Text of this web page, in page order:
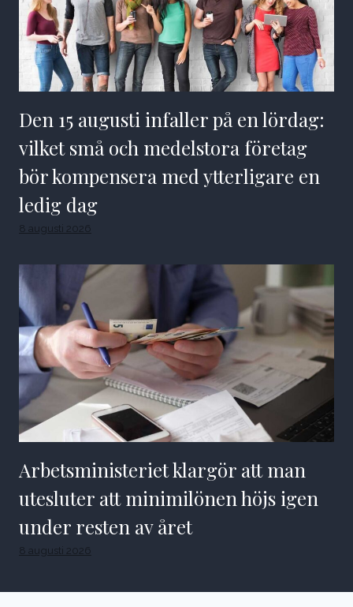
Den 15 augusti infaller på en lördag:
vilket små och medelstora företag
bör kompensera med ytterligare en
ledig dag
8 augusti 2026
Arbetsministeriet klargör att man
utesluter att minimilönen höjs igen
under resten av året
8 augusti 2026